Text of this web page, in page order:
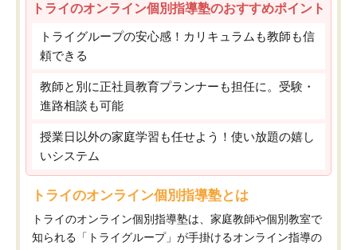
トライのオンライン個別指導塾のおすすめポイント
トライグループの安心感！カリキュラムも教師も信
頼できる
教師と別に正社員教育プランナーも担任に。受験・
進路相談も可能
授業日以外の家庭学習も任せよう！使い放題の嬉し
いシステム
トライのオンライン個別指導塾とは
トライのオンライン個別指導塾は、家庭教師や個別教室で
知られる「トライグループ」が手掛けるオンライン指導の